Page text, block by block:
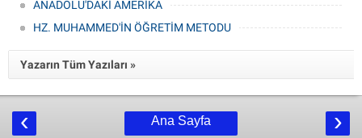
ANADOLU'DAKİ AMERİKA
HZ. MUHAMMED'İN ÖĞRETİM METODU
Yazarın Tüm Yazıları »
‹ ›
Ana Sayfa